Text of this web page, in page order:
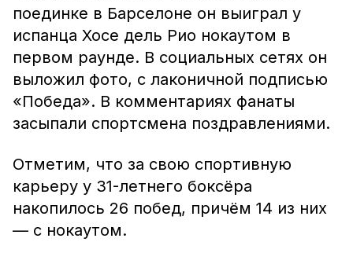
поединке в Барселоне он выиграл у
испанца Хосе дель Рио нокаутом в
первом раунде. В социальных сетях он
выложил фото, с лаконичной подписью
«Победа». В комментариях фанаты
засыпали спортсмена поздравлениями.
Отметим, что за свою спортивную
карьеру у 31-летнего боксёра
накопилось 26 побед, причём 14 из них
— с нокаутом.